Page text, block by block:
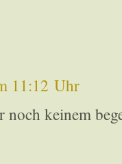
11:12 Uhr
keinem